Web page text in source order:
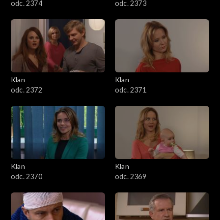
odc. 2374 odc. 2373
Klan
odc. 2372
Klan
odc. 2371
Klan
odc. 2370
Klan
odc. 2369